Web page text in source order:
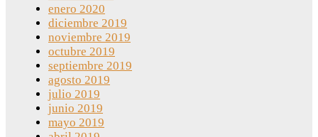
enero 2020
diciembre 2019
noviembre 2019
octubre 2019
septiembre 2019
agosto 2019
julio 2019
junio 2019
mayo 2019